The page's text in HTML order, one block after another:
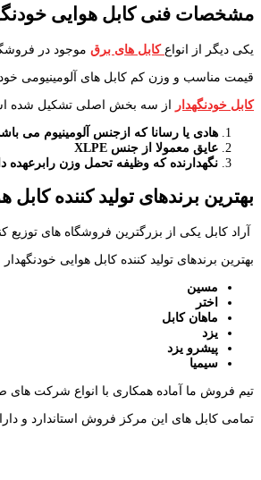
مشخصات فنی کابل هوایی
یکی دیگر از انواع کابل های برق موجود در
قیمت مناسب و وزن کم کابل های آلومینیومی
کابل خودنگهدار از سه بخش اصلی تشکیل شده
هادی یا رسانا که ازجنس آلومینیوم می
عایق معمولا از جنس XLPE
نگهدارنده که وظیفه تحمل وزن
بهترین برندهای تولید کننده کابل
آراد کابل یکی از بزرگترین فروشگاه های
بهترین برندهای تولید کننده کابل هوایی خودنگهدار ۱۶+۱۶*۲ با نشان استاندارد در بازار کابل ایران به شرح زیر می باشد:
مسین
اختر
ماهان کابل
یزد
پیشرو یزد
سیمیا
تیم فروش ما آماده همکاری با انواع شرکت های
تمامی کابل های این مرکز فروش استاندارد و